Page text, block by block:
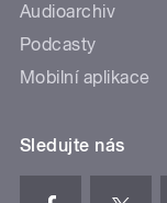
Audioarchiv
Podcasty
Mobilní aplikace
Sledujte nás